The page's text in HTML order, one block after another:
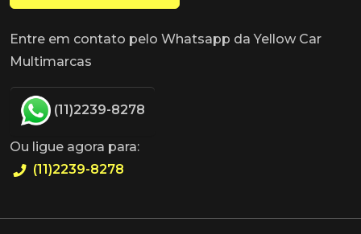
Entre em contato pelo Whatsapp da Yellow Car
Multimarcas
(11)2239-8278
Ou ligue agora para:
(11)2239-8278